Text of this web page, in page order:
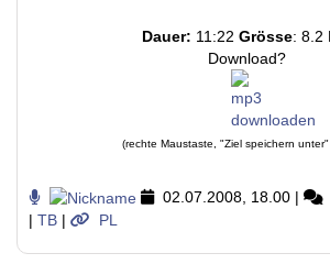
Dauer: 11:22 Grösse: 8.2
Download?
(rechte Maustaste, "Ziel speichern
02.07.2008, 18.00 |
| TB | PL